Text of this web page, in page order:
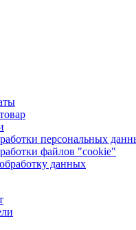
персональных
файлов "cookie"
данных